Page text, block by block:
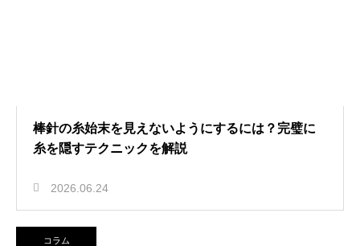
棒針の糸始末を見えないようにするには？完璧に
糸を隠すテクニックを解説
2026.06.24
コラム